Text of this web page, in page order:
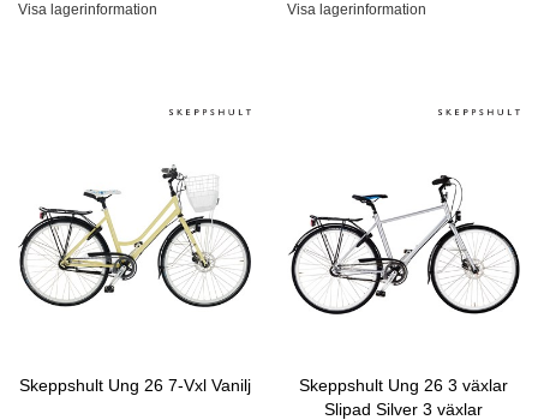
Visa lagerinformation Visa lagerinformation
Skeppshult Ung 26 7-Vxl Vanilj
Skeppshult Ung 26 3 växlar
Slipad Silver 3 växlar